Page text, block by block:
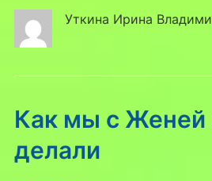
Уткина Ирина
Как мы с Женей
делали